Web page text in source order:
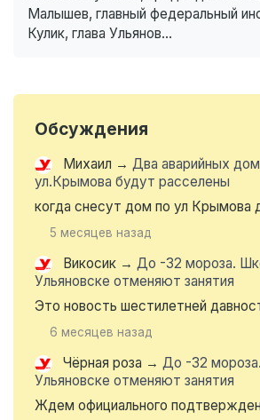
Малышев, главный федеральный
Кулик, глава Ульянов...
Обсуждения
Михаил → Два аварийных
ул.Крымова будут расселены
когда снесут дом по ул Крымова
5 месяцев назад
Викосик → До -32 мороза.
Ульяновске отменяют занятия
Это новость шестилетней
6 месяцев назад
Чёрная роза → До -32
Ульяновске отменяют занятия
Ждем официального